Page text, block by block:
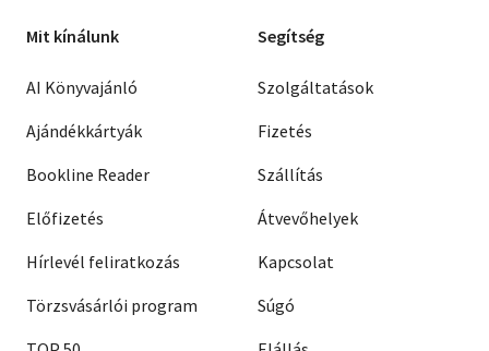
Mit kínálunk
AI Könyvajánló
Ajándékkártyák
Bookline Reader
Előfizetés
Hírlevél feliratkozás
Törzsvásárlói program
Segítség
Szolgáltatások
Fizetés
Szállítás
Átvevőhelyek
Kapcsolat
Súgó